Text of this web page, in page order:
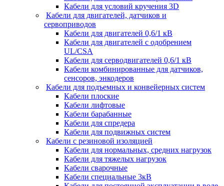
Кабели для условий кручения 3D
Кабели для двигателей, датчиков и
сервоприводов
Кабели для двигателей 0,6/1 кВ
Кабели для двигателей с одобрением
UL/CSA
Кабели для серводвигателей 0,6/1 кВ
Кабели комбинированные для датчиков,
cенсоров, энкодеров
Кабели для подъемных и конвейерных систем
Кабели плоские
Кабели лифтовые
Кабели барабанные
Кабели для спредера
Кабели для подвижных систем
Кабели с резиновой изоляцией
Кабели для нормальных, средних нагрузок
Кабели для тяжелых нагрузок
Кабели сварочные
Кабели специальные 3кВ